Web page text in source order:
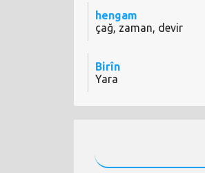
hengam
çağ, zaman, devir
Birîn
Yara